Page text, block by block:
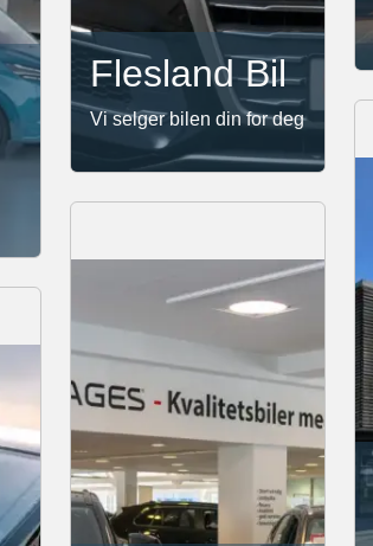
Flesland Bil
Vi selger bilen din for deg